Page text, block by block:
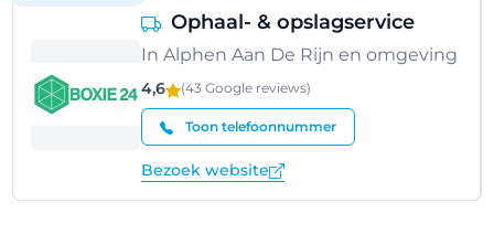
Ophaal- & opslagservice
In Alphen Aan De Rijn en omgeving
4,6 (43 Google reviews)
Toon telefoonnummer
Bezoek website